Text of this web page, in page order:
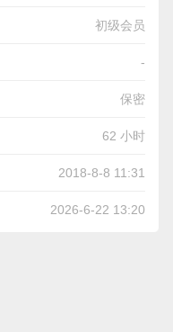
初级会员
-
保密
62 小时
2018-8-8 11:31
2026-6-22 13:20